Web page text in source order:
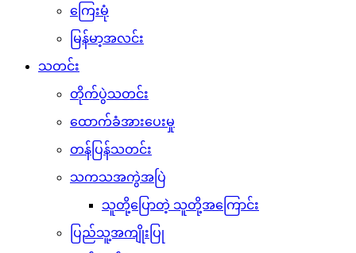
ကြေးမုံ
မြန်မာ့အလင်း
သတင်း
တိုက်ပွဲသတင်း
ထောက်ခံအားပေးမှု
တန်ပြန်သတင်း
သကသအကွဲအပြဲ
သူတို့ပြောတဲ့ သူတို့အကြောင်း
ပြည်သူ့အကျိုးပြု